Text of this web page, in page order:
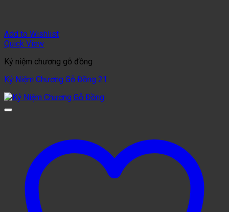
Add to Wishlist
Quick View
Kỷ niệm chương gỗ đồng
Kỷ Niệm Chương Gỗ Đồng 21